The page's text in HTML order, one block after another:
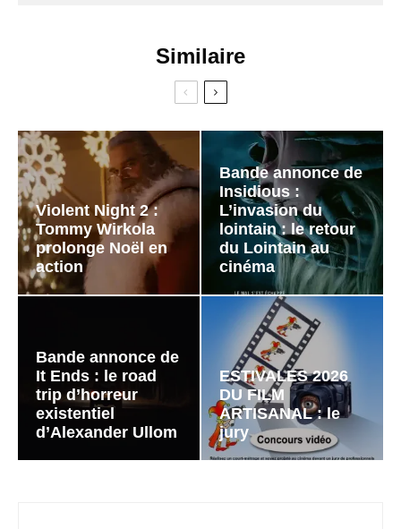
Similaire
Violent Night 2 :
Tommy Wirkola
prolonge Noël en
action
Bande annonce de
Insidious :
L’invasion du
lointain : le retour
du Lointain au
cinéma
Bande annonce de
It Ends : le road
trip d’horreur
existentiel
d’Alexander Ullom
ESTIVALES 2026
DU FILM
ARTISANAL : le
jury